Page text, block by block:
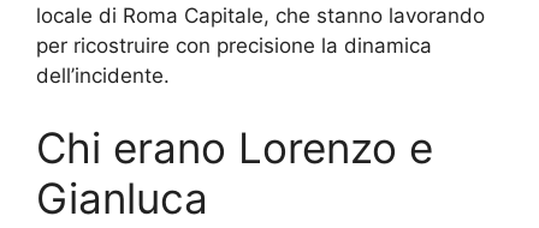
locale di Roma Capitale, che stanno lavorando
per ricostruire con precisione la dinamica
dell’incidente.
Chi erano Lorenzo e
Gianluca